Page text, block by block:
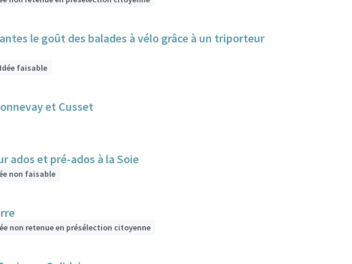
le goût des balades à vélo grâce à un triporteur
Idée faisable
et Cusset
ados et pré-ados à la Soie
non faisable
non retenue en présélection citoyenne